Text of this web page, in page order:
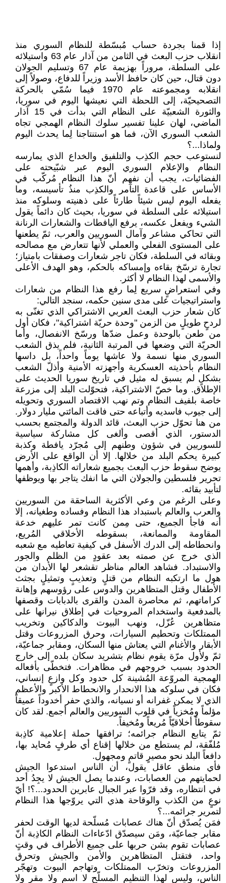
إذا قمنا بجردة حساب مُبسّطة للنظام السوري منذ
انقلاب حزب البعث في الثامن من آذار عام 63 واستيلائه
على السلطة، مروراً بهزيمة عام 67 وتسليم الجولان
دون قتال، حين كان حافظ الأسد وزيراً للدفاع، وصولاً إلى
انقلابه ومجموعته عام 1970 فيما سُمّي بالحركة
التصحيحيّة، إلى اللحظة التي نعيشها اليوم في سوريا،
والثورة الشعبيّة على النظام التي بدأت في 15 آذار
الماضي، لهان علينا تفسير سلوك النظام الهمجي تجاه
الشعب السوري الآن، فما هو استنتاجنا لِما يحدث اليوم
ولماذا...؟
لنستوعب حجم الكذِب والتلفيق والخداع الذي يمارسه
النظام والإعلام السوري اليوم عبر شبّيحته على
الفضائيات، يجب أن نفهم أنّ هذا النظام مُركّب في
الأساس على قاعدة التآمر والكذِب منذُ تأسيسه، وما
يفعله اليوم ليس شيئاً طارئاً على ذهنيته وسلوكه منذ
استيلائه على السلطة في سوريا، بحيث كان دائماً يقول
الشيء ويفعل عكسه، يرفع اليافطات والشعارات الرنانة
التي تحاكي مشاعر وآمال السوريين والعرب، ثمّ يطعنها
على المستوى الفعلي والعملي لأنها تتعارض مع مصالحه
وبقائه في السلطة، فكان تاجر شعارات وصفقات بامتياز؛
تجارة ترسّخ بقاءه وإمساكه بالحكم، وهو الهدف الأعلى
والأسمى لهذا النظام لا أكثر.
وفي استعراضٍ سريع لِما رفع هذا النظام من شعارات
واستراتيجيات على مدى سنين حكمه، سنجد التالي:
كان شعار حزب البعث العربي الاشتراكي الذي تغنّى به
لردحٍ طويلٍ من الزمن "وحدة حريّة اشتراكية"، فكان أول
من طعن بالوحدة وعمل ضدّها ورسّخ الانفصال، وأما
الحريّة التي وضعها في المرتبة الثانية، فلم يذق الشعب
السوري منها نسمة ولا عاشها يوماً واحداً، بل داسها
النظام بأحذيته العسكرية وأجهزته الأمنية وأذلّ الشعب
بشكلٍ لم يسبق له مثيل في تاريخ سوريا الحديث على
الإطلاق. وما خصّ الاشتراكية، فتحوّلت البلد إلى مزرعة
خاصة بلفيف النظام وتم نهب الاقتصاد السوري وتحويله
إلى جيوب فاسديه وأتباعه حتى فاقت المائتي مليار دولار.
من هنا تحوّل حزب البعث، قائد الدولة والمجتمع بحسب
الدستور، الذي أقصى وألغى كل مشاركة سياسية
للسوريين في شؤون وطنهم إلى مُجرّد يافطة وكذبة
كبيرة يحكم البلد من خلالها. إلا أن الواقع على الأرض
يوضح سقوط حزب البعث بجميع شعاراته الكاذِبة، وأهمها
تحرير فلسطين والجولان التي ما انفك يتاجر بها ويوظفها
لتأبيد بقائه.
وعلى الرغم من وعي الأكثرية الساحقة من السوريين
والعرب والعالم باستبداد هذا النظام وفساده وطغيانه، إلا
أنه فاجأ الجميع، حتى مِمن كانت تمر عليهم خدعة
المقاومة والممانعة، بسقوطه الأخلاقي المُريع،
وانحطاطه إلى الدرك الأسفل في كيفية تعاطيه مع شعبه
الذي خرج عن صمته بعد عقودٍ من الظلم والجور
والاستبداد. فشاهد العالم مناظر تقشعر لها الأبدان من
هول ما ارتكبه النظام من قتلٍ وتعذيبٍ وتمثيلٍ بجثث
الأطفال وقتل المتظاهرين والدوس على رؤوسهم وإهانة
كراماتهم، ثم محاصرة المدن والقرى بالدبابات وقصفها
بالمدفعية واستخدام المروحيات في إطلاق نيرانها على
متظاهرين عُزّل، ونهب البيوت والدكاكين وتخريب
الممتلكات وتحطيم السيارات، وحرق المزروعات وقتل
الأبقار والأغنام التي يعتاش منها السكان، ومقابر جماعيّة،
ثمّ ولأول مرّة يقوم نظام بتشريد سكان بلده إلى خارج
الحدود بسبب خروجهم في مظاهرات. فتخطّى بأفعاله
الهمجية المروّعة المُشينة كل حدود وكل وازعٍ إنساني،
فكان في سلوكه هذا الانحدار والانحطاط الأكبر والأعظم
الذي لا يمكن غفرانه أو نسيانه، والذي حفر أخدوداً عميقاً
مؤلماً ومُخزياً في قلوب السوريين والعالم أجمع. لقد كان
سقوطاً أخلاقيّاً مُريعاً ومُخيفاً.
ثمّ يتابع النظام جرائمه؛ ترافقها حملة إعلامية كاذِبة
مُلفّقة، لم يستطع من خلالها إقناع أي طرفٍ مُحايد بها،
دافعاً البلد نحو مصيرٍ قاتمٍ ومجهول.
فأي منطق عاقل يقول، أن الناس استدعوا الجيش
لحمايتهم من العصابات، وعندما يصل الجيش لا يجِدُ أحد
في انتظاره، وقد فرّوا عبر الجبال عابرين الحدود...؟! أيّ
نوعٍ من الكذب والوقاحة هذي التي يروّجها هذا النظام
لتمرير جرائمه...؟
فمَن يُصدّق أنّ هناك عصابات مُسلّحة لديها الوقت لحفر
مقابر جماعيّة، ومَن سيصدّق ادّعاءات النظام الكاذِبة أنّ
عصابات تقوم بشن حربها على جميع الأطراف في وقتٍ
واحد، فتقتل المتظاهرين والأمن والجيش وتحرق
المزروعات وتخرّب الممتلكات وتهاجم البيوت وتهجّر
الناس، وليس لهذا التنظيم المسلّح لا اسم ولا مقر ولا